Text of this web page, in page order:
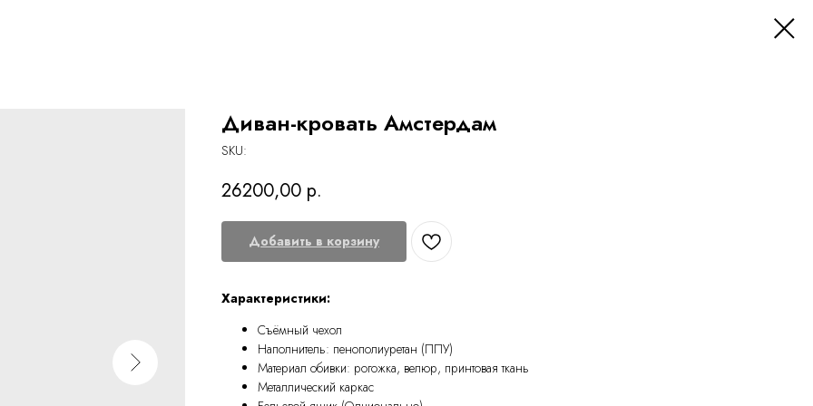
Диван-кровать Амстердам
SKU:
26200,00 р.
Добавить в корзину
Характеристики:
Съёмный чехол
Наполнитель: пенополиуретан (ППУ)
Материал обивки: рогожка, велюр, принтовая ткань
Металлический каркас